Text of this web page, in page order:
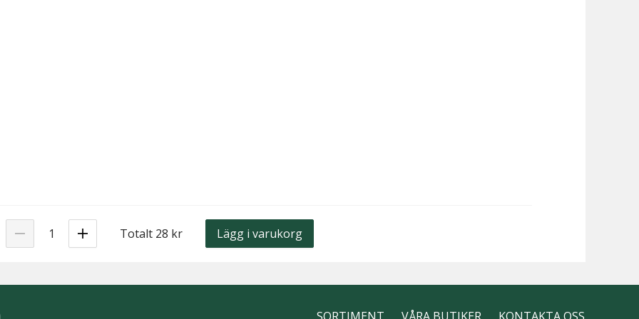
Totalt 28 kr Lägg i varukorg